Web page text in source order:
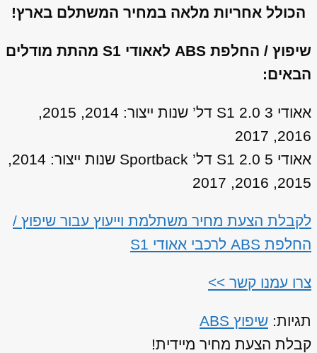
הכולל אחריות מלאה במחיר המשתלם בארץ!
שיפוץ / החלפת ABS לאאודי S1 מהתת מודלים
הבאים:
אאודי S1 2.0 3 דל’ שנות ייצור: 2014, 2015,
2016, 2017
אאודי S1 2.0 5 דל’ Sportback שנות ייצור: 2014,
2015, 2016, 2017
לקבלת הצעת מחיר משתלמת וייעוץ עבור שיפוץ /
החלפת ABS לרכבי אאודי S1
צרו עמנו קשר >>
תגיות: שיפוץ ABS
קבלת הצעת מחיר מיידית!